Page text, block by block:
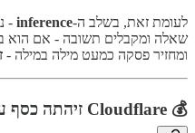
לעומת זאת, בשלב ה-inference
ומחזיר פסקה כמעט מילה במילה -
💰 Cloudflare זיהתה כסף על הרצפה